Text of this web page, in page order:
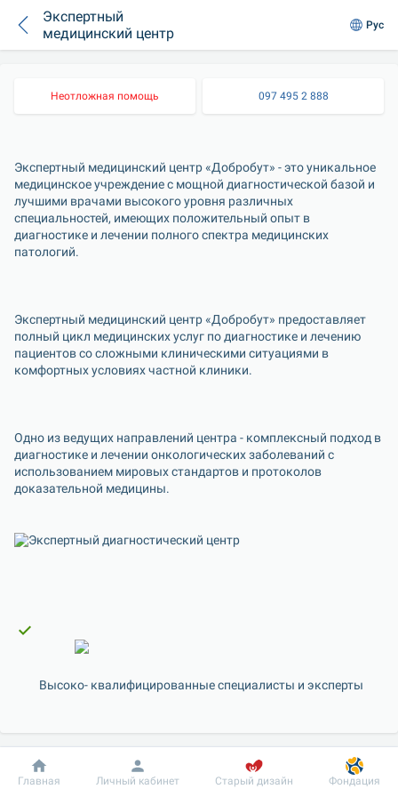
Экспертный
медицинский центр
Рус
Неотложная помощь 097 495 2 888
Экспертный медицинский центр «Добробут» - это уникальное
медицинское учреждение с мощной диагностической базой и
лучшими врачами высокого уровня различных
специальностей, имеющих положительный опыт в
диагностике и лечении полного спектра медицинских
Экспертный медицинский центр «Добробут» предоставляет
полный цикл медицинских услуг по диагностике и лечению
пациентов со сложными клиническими ситуациями в
Одно из ведущих направлений центра - комплексный подход в
диагностике и лечении онкологических заболеваний с
использованием мировых стандартов и протоколов
Высоко- квалифицированные специалисты и эксперты
Добробут Информация Пациенту
Главная Личный кабинет Старый дизайн Фондация